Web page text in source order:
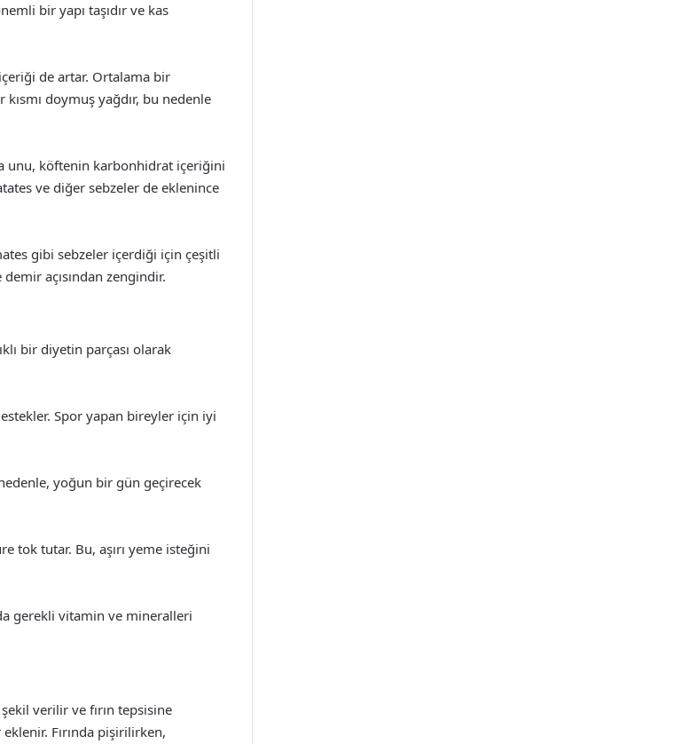
bir yapı taşıdır ve kas
de artar. Ortalama bir
doymuş yağdır, bu nedenle
unu, köftenin karbonhidrat içeriğini
ve diğer sebzeler de eklenince
gibi sebzeler içerdiği için çeşitli
açısından zengindir.
bir diyetin parçası olarak
Spor yapan bireyler için iyi
yoğun bir gün geçirecek
tok tutar. Bu, aşırı yeme isteğini
gerekli vitamin ve mineralleri
verilir ve fırın tepsisine
Fırında pişirilirken,